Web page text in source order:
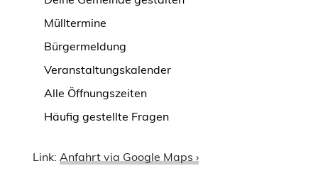
Mülltermine
Bürgermeldung
Veranstaltungskalender
Alle Öffnungszeiten
Häufig gestellte Fragen
Link: Anfahrt via Google Maps ›